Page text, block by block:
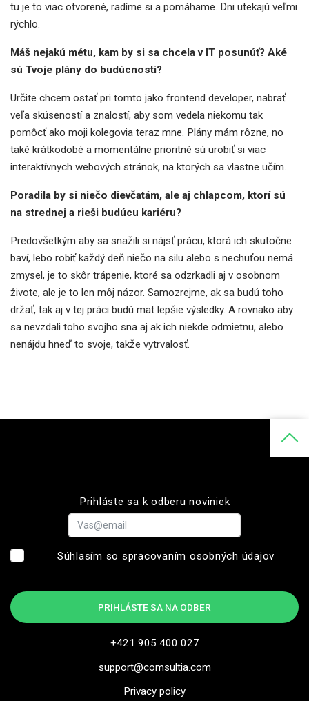
tu je to viac otvorené, radíme si a pomáhame. Dni utekajú veľmi
rýchlo.
Máš nejakú métu, kam by si sa chcela v IT posunúť? Aké
sú Tvoje plány do budúcnosti?
Určite chcem ostať pri tomto jako frontend developer, nabrať
veľa skúseností a znalostí, aby som vedela niekomu tak
pomôcť ako moji kolegovia teraz mne. Plány mám rôzne, no
také krátkodobé a momentálne prioritné sú urobiť si viac
interaktívnych webových stránok, na ktorých sa vlastne učím.
Poradila by si niečo dievčatám, ale aj chlapcom, ktorí sú
na strednej a rieši budúcu kariéru?
Predovšetkým aby sa snažili si nájsť prácu, ktorá ich skutočne
baví, lebo robiť každý deň niečo na silu alebo s nechuťou nemá
zmysel, je to skôr trápenie, ktoré sa odzrkadli aj v osobnom
živote, ale je to len môj názor. Samozrejme, ak sa budú toho
držať, tak aj v tej práci budú mat lepšie výsledky. A rovnako aby
sa nevzdali toho svojho sna aj ak ich niekde odmietnu, alebo
nenájdu hneď to svoje, takže vytrvalosť.
Prihláste sa k odberu noviniek
Súhlasím so spracovaním osobných údajov
PRIHLÁSTE SA NA ODBER
+421 905 400 027
support@comsultia.com
Privacy policy